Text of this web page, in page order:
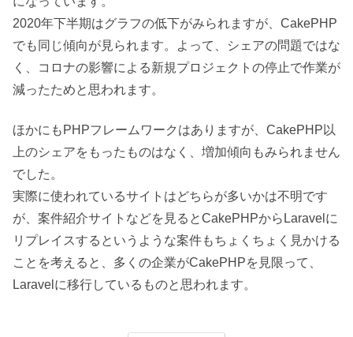
2020年下半期はグラフの低下がみられますが、CakePHP
でも同じ傾向が見られます。よって、シェアの問題ではな
く、コロナの影響による新規プロジェクトの停止で作業が
減ったためと思われます。
ほかにもPHPフレームワークはありますが、CakePHP以
上のシェアをもったものはなく、増加傾向もみられません
でした。
実際に使われているサイトはどちらが多いかは不明です
が、案件紹介サイトなどを見るとCakePHPからLaravelに
リプレイスするというような案件もちょくちょく見かける
ことを考えると、多くの企業がCakePHPを見限って、
Laravelに移行しているものと思われます。